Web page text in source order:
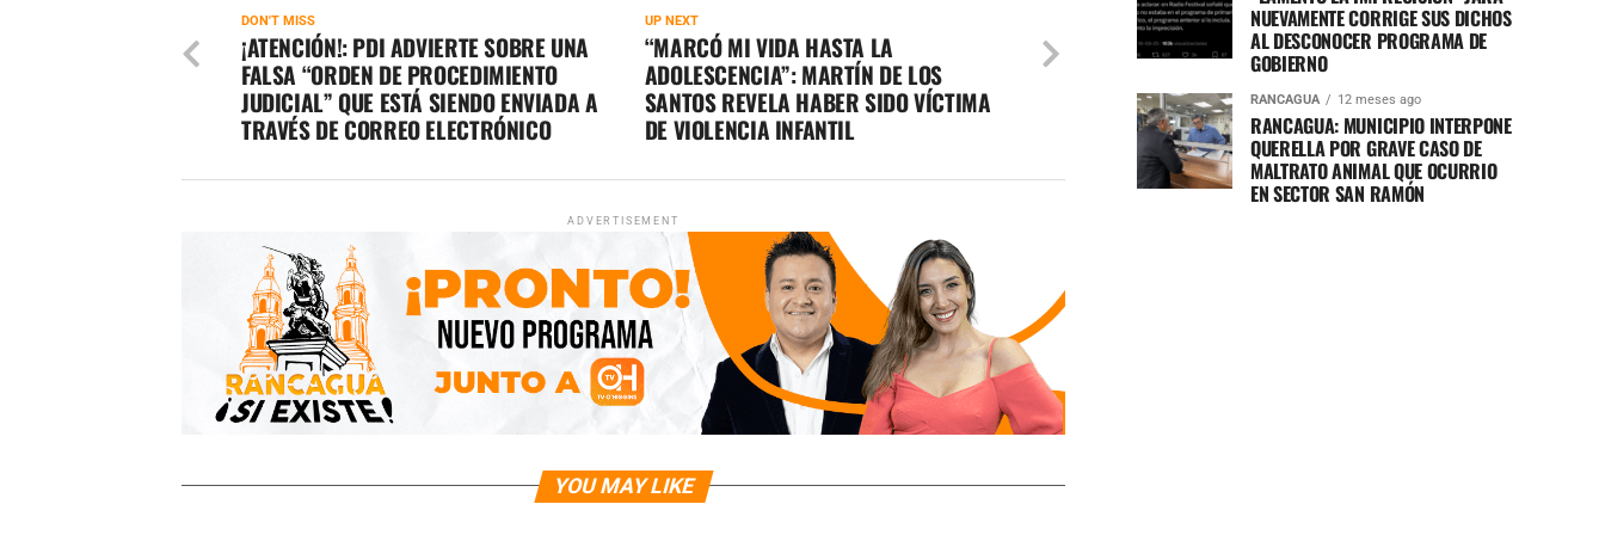
UP NEXT
“MARCÓ MI VIDA HASTA LA
ADOLESCENCIA”: MARTÍN DE LOS
SANTOS REVELA HABER SIDO VÍCTIMA
DE VIOLENCIA INFANTIL
DON'T MISS
¡ATENCIÓN!: PDI ADVIERTE SOBRE UNA
FALSA “ORDEN DE PROCEDIMIENTO
JUDICIAL” QUE ESTÁ SIENDO ENVIADA A
TRAVÉS DE CORREO ELECTRÓNICO
ADVERTISEMENT
YOU MAY LIKE
NUEVAMENTE CORRIGE SUS DICHOS
AL DESCONOCER PROGRAMA DE
GOBIERNO
RANCAGUA 12 meses ago
RANCAGUA: MUNICIPIO INTERPONE
QUERELLA POR GRAVE CASO DE
MALTRATO ANIMAL QUE OCURRIO
EN SECTOR SAN RAMÓN